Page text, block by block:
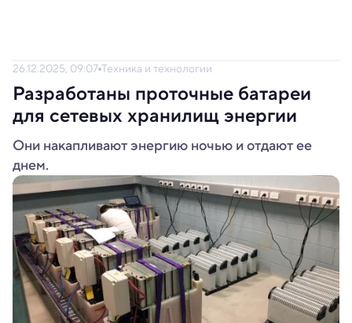
26.12.2025, 09:07 Техника и технологии
Разработаны проточные батареи
для сетевых хранилищ энергии
Они накапливают энергию ночью и отдают ее
днем.